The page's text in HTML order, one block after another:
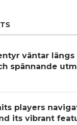
väntar
spännande
players
its vibrant